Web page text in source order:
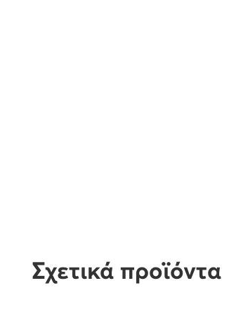
Σχετικά προϊόντα